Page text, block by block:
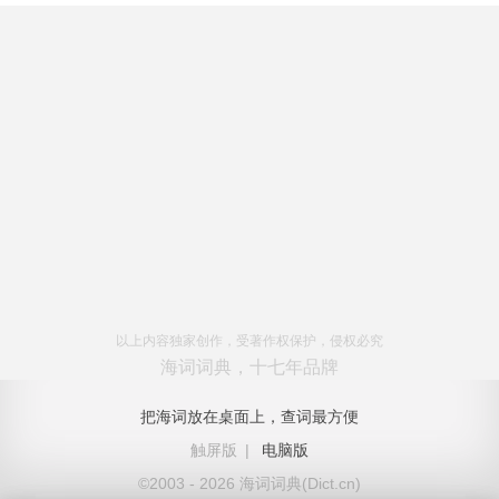
以上内容独家创作，受著作权保护，侵权必究
海词词典，十七年品牌
把海词放在桌面上，查词最方便
触屏版
|
电脑版
©2003 - 2026 海词词典(Dict.cn)